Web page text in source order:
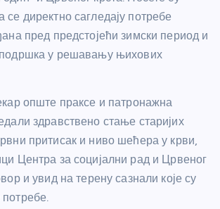
директно сагледају потребе
пред предстојећи зимски период и
у решавању њихових
опште праксе и патронажна
здравствено стање старијих
притисак и ниво шећера у крви,
Центра за социјални рад и Црвеног
и увид на терену сазнали које су